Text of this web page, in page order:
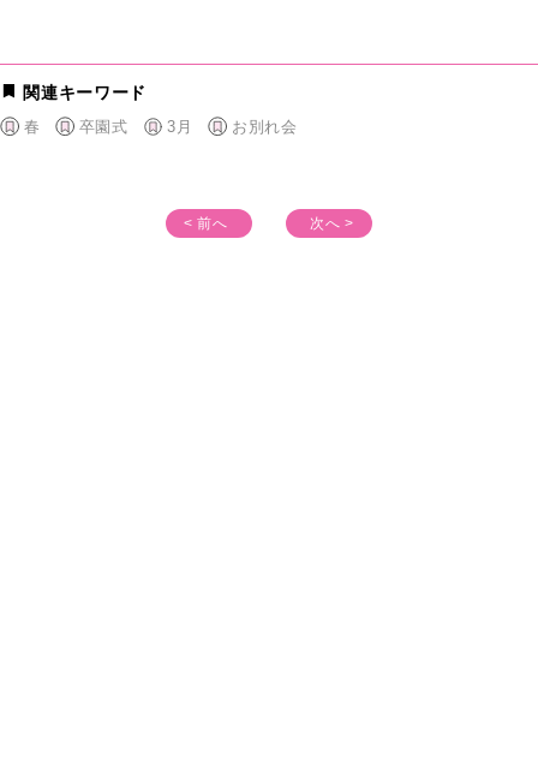
関連キーワード
春 卒園式 3月 お別れ会
< 前へ 次へ >